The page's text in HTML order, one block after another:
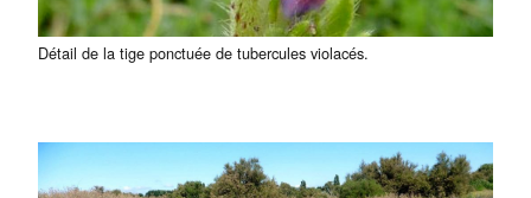
Détail de la tige ponctuée de tubercules violacés.